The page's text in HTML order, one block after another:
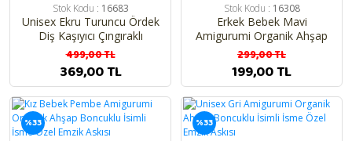
Stok Kodu : 16683
Unisex Ekru Turuncu Ördek
Diş Kaşıyıcı Çıngıraklı
Amigurumi Oyuncak
499,00 TL
369,00 TL
Stok Kodu : 16308
Erkek Bebek Mavi
Amigurumi Organik Ahşap
Boncuklu İsimli İsme Özel
Emzik Askısı
299,00 TL
199,00 TL
%33 %33